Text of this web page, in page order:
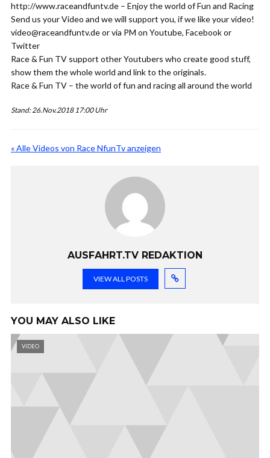
http://www.raceandfuntv.de – Enjoy the world of Fun and Racing
Send us your Video and we will support you, if we like your video!
video@raceandfuntv.de or via PM on Youtube, Facebook or
Twitter
Race & Fun TV support other Youtubers who create good stuff,
show them the whole world and link to the originals.
Race & Fun TV – the world of fun and racing all around the world
Stand: 26.Nov.2018 17:00 Uhr
« Alle Videos von Race NfunTv anzeigen
AUSFAHRT.TV REDAKTION
VIEW ALL POSTS
YOU MAY ALSO LIKE
VIDEO